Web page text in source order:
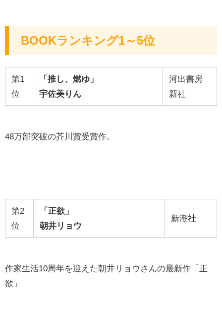
BOOKランキング1～5位
第1
位
「推し、燃ゆ」
宇佐美りん
河出書房
新社
48万部突破の芥川賞受賞作。
第2
位
「正欲」
朝井リョウ
新潮社
作家生活10周年を迎えた朝井リョウさんの最新作「正
欲」